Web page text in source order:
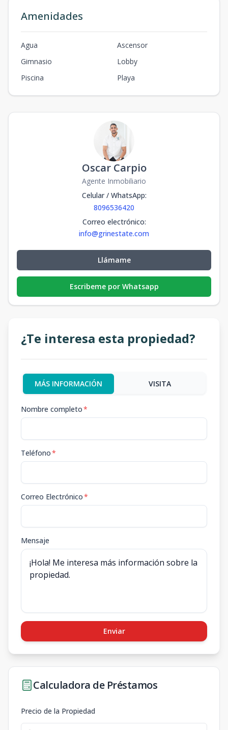
Amenidades
Agua
Ascensor
Gimnasio
Lobby
Piscina
Playa
Oscar Carpio
Agente Inmobiliario
Celular / WhatsApp:
8096536420
Correo electrónico:
info@grinestate.com
Llámame
Escribeme por Whatsapp
¿Te interesa esta propiedad?
MÁS INFORMACIÓN VISITA
Nombre completo*
Teléfono*
Correo Electrónico*
Mensaje
Enviar
Calculadora de Préstamos
Precio de la Propiedad